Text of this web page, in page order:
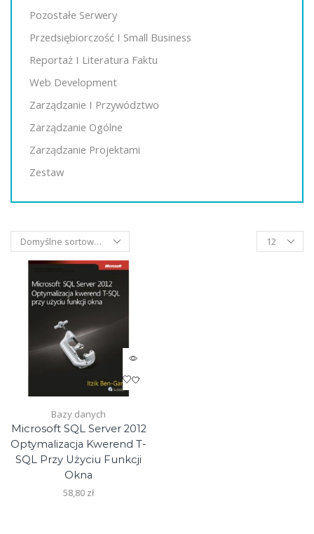
Products
per
Bazy danych
Microsoft SQL Server 2012
Optymalizacja Kwerend T-
SQL Przy Użyciu Funkcji
Okna
58,80 zł
Pozostałe Serwery
Przedsiębiorczość I Small Business
Reportaż I Literatura Faktu
Web Development
Zarządzanie I Przywództwo
Zarządzanie Ogólne
Zarządzanie Projektami
Zestaw